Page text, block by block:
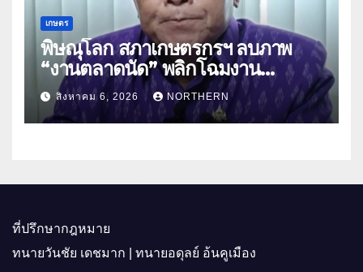
เกษตร
พิษณุโลก สภาเกษตรกรฯ ลบภาพ
“งานตลาดนัด” พลิกโฉมงาน
“เกษตรรุ่งเรืองเมืองสองแคว 69” มุ่ง
ประโยชน์เกษตรกร ดึงนวัตกรรม-จับ
คู่ธุรกิจดันสินค้าเกษตรสู่สากล (คลิป)
สิงหาคม 6, 2026 NORTHERN
ที่ปรึกษากฎหมาย
ทนายวันชัย เดชมาก | ทนายอดุลย์ อ้นคูเมือง